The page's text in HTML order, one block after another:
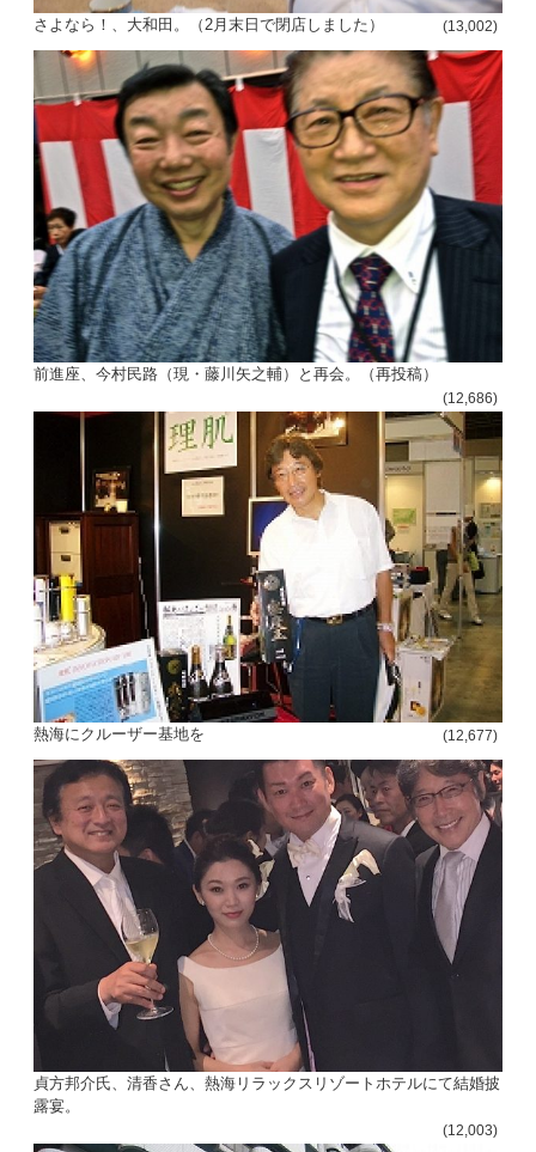
さよなら！、大和田。（2月末日で閉店しました） (13,002)
前進座、今村民路（現・藤川矢之輔）と再会。（再投稿）
(12,686)
熱海にクルーザー基地を (12,677)
貞方邦介氏、清香さん、熱海リラックスリゾートホテルにて結婚披
露宴。
(12,003)